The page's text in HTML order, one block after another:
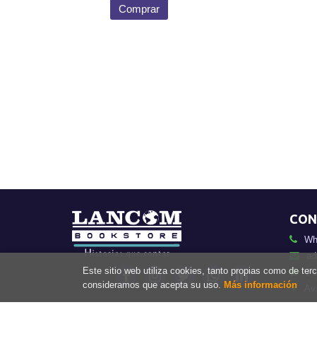
Comprar
Este sitio web utiliza cookies, tanto propias como de
consideramos que acepta su uso.
Más información